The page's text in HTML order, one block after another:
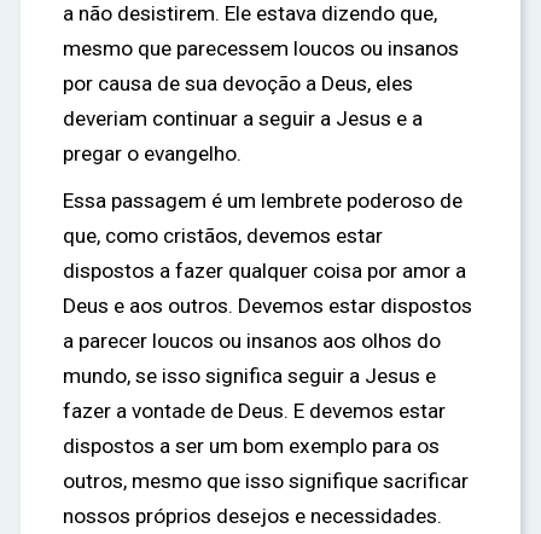
a não desistirem. Ele estava dizendo que,
mesmo que parecessem loucos ou insanos
por causa de sua devoção a Deus, eles
deveriam continuar a seguir a Jesus e a
pregar o evangelho.
Essa passagem é um lembrete poderoso de
que, como cristãos, devemos estar
dispostos a fazer qualquer coisa por amor a
Deus e aos outros. Devemos estar dispostos
a parecer loucos ou insanos aos olhos do
mundo, se isso significa seguir a Jesus e
fazer a vontade de Deus. E devemos estar
dispostos a ser um bom exemplo para os
outros, mesmo que isso signifique sacrificar
nossos próprios desejos e necessidades.